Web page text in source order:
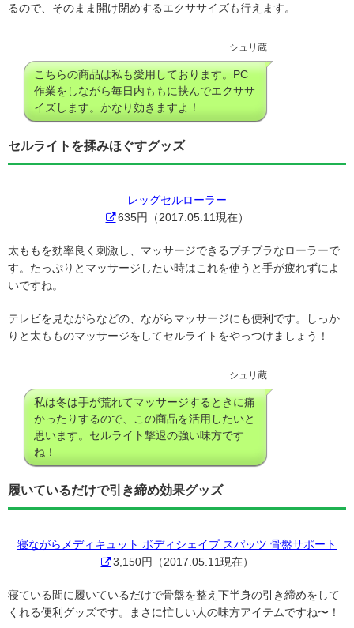
るので、そのまま開け閉めするエクササイズも行えます。
シュリ蔵
こちらの商品は私も愛用しております。PC
作業をしながら毎日内ももに挟んでエクササ
イズします。かなり効きますよ！
セルライトを揉みほぐすグッズ
レッグセルローラー
635円（2017.05.11現在）
太ももを効率良く刺激し、マッサージできるプチプラなローラーで
す。たっぷりとマッサージしたい時はこれを使うと手が疲れずによ
いですね。
テレビを見ながらなどの、ながらマッサージにも便利です。しっか
りと太もものマッサージをしてセルライトをやっつけましょう！
シュリ蔵
私は冬は手が荒れてマッサージするときに痛
かったりするので、この商品を活用したいと
思います。セルライト撃退の強い味方です
ね！
履いているだけで引き締め効果グッズ
寝ながらメディキュット ボディシェイプ スパッツ 骨盤サポート
3,150円（2017.05.11現在）
寝ている間に履いているだけで骨盤を整え下半身の引き締めをして
くれる便利グッズです。まさに忙しい人の味方アイテムですね〜！